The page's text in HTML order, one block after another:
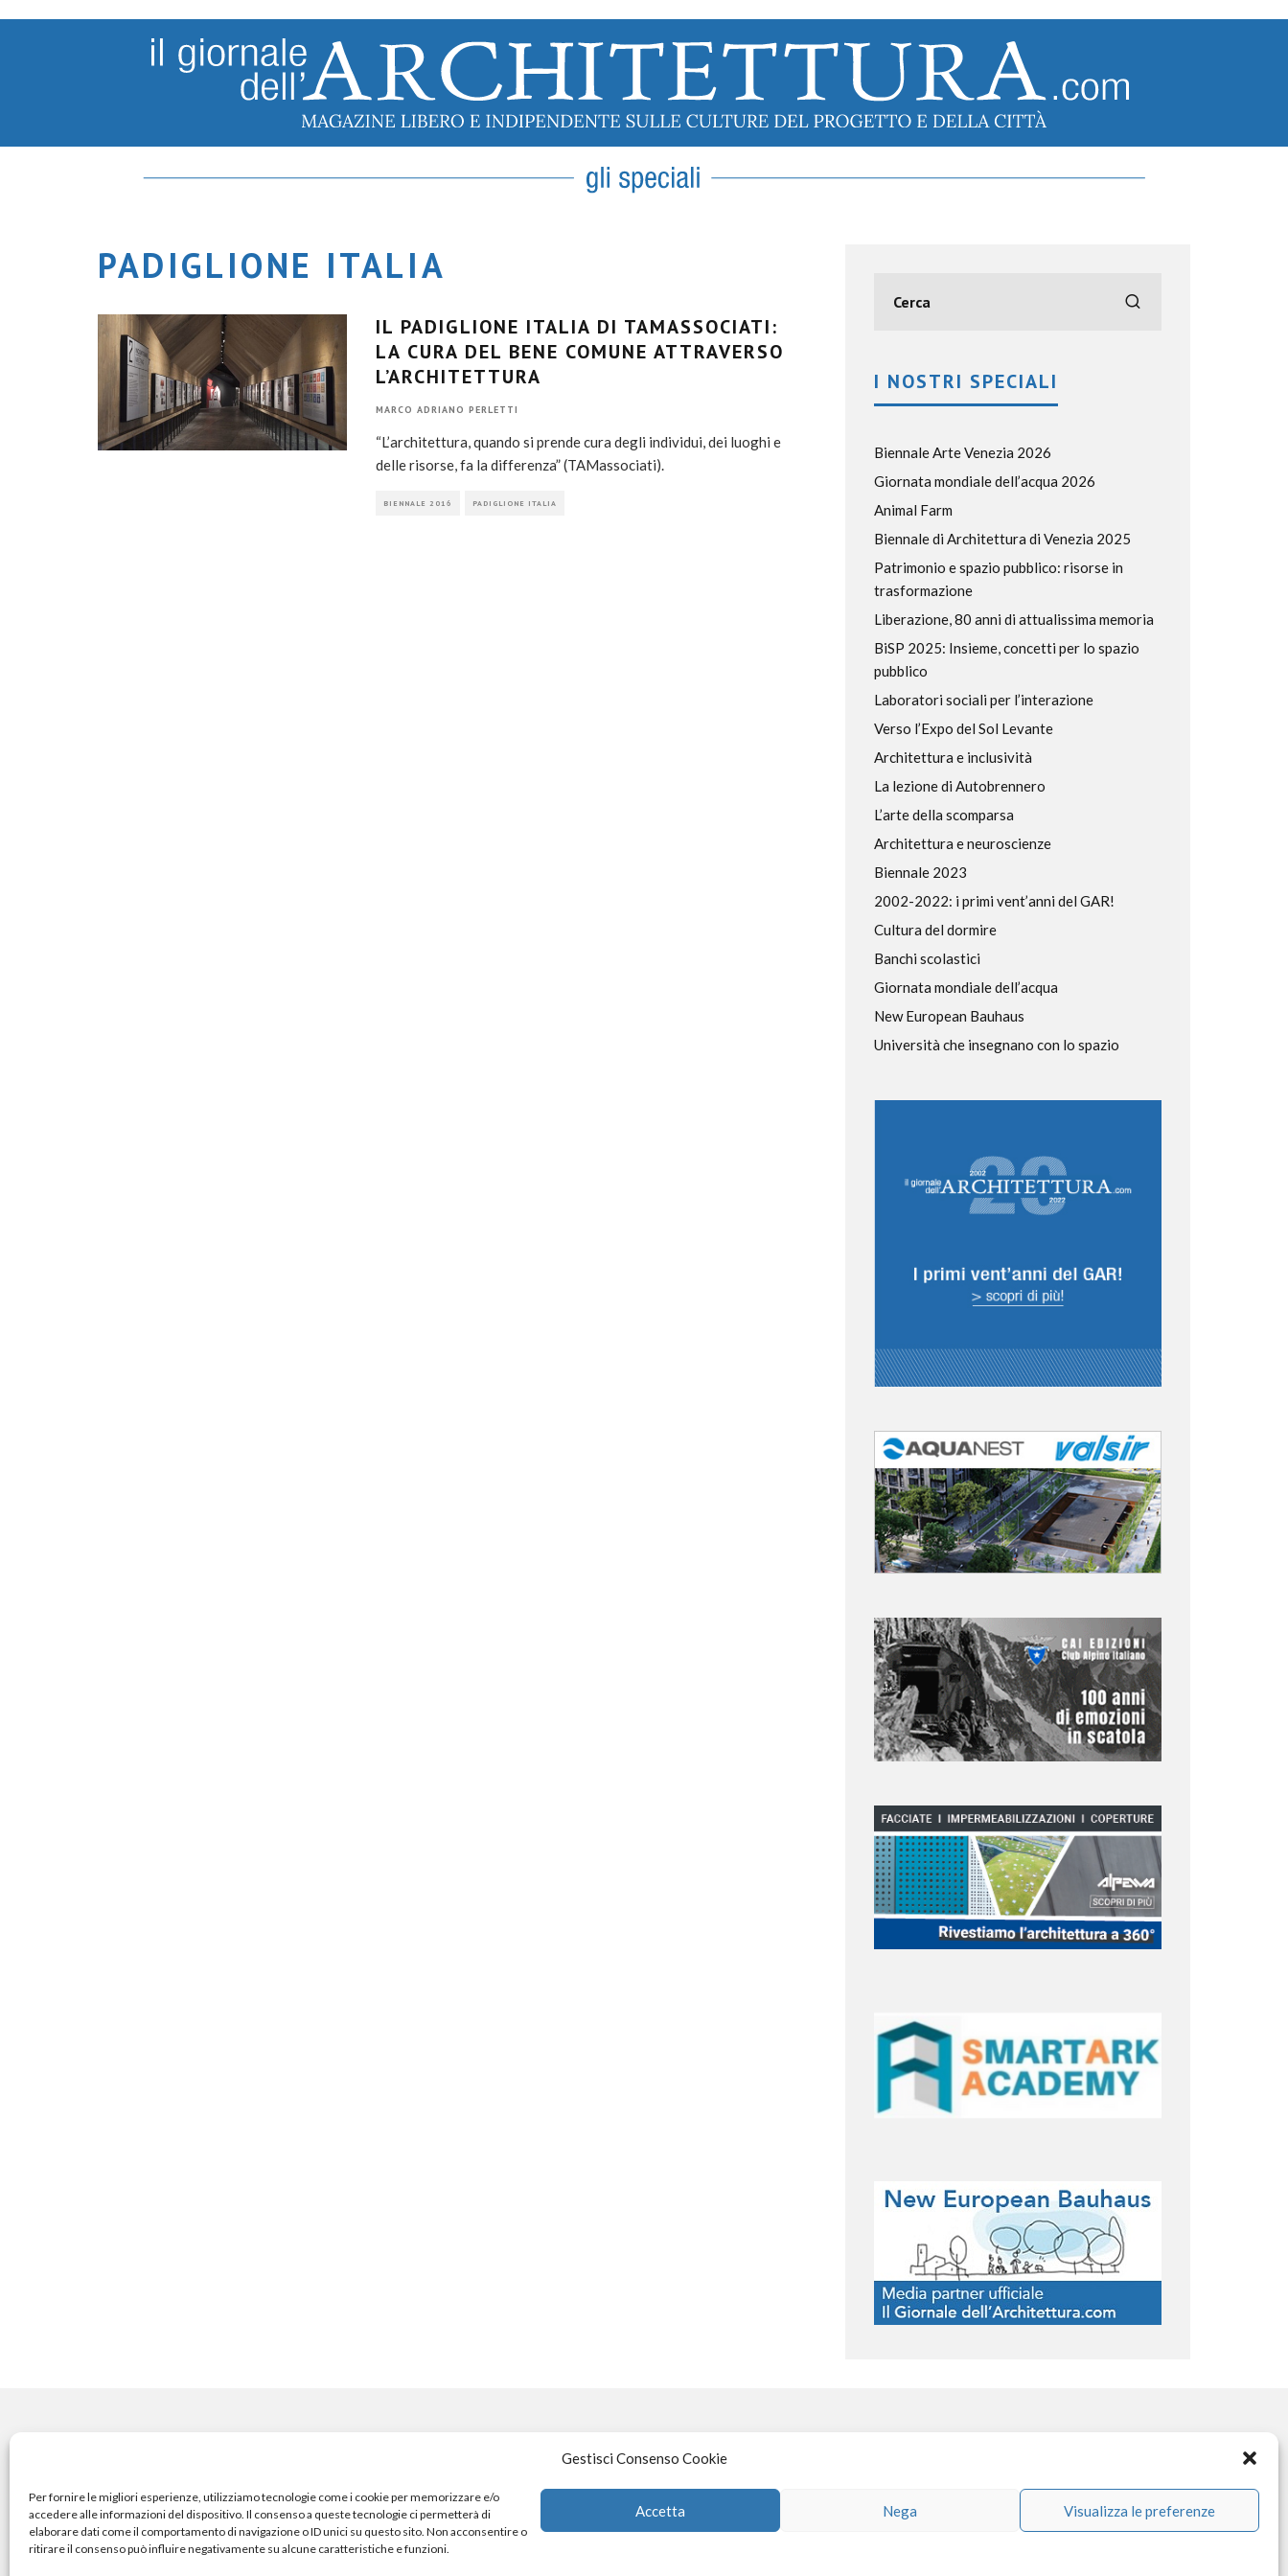
Gestisci Consenso Cookie
Per fornire le migliori esperienze, utilizziamo tecnologie come i cookie per memorizzare e/o
accedere alle informazioni del dispositivo. Il consenso a queste tecnologie ci permetterà di
elaborare dati come il comportamento di navigazione o ID unici su questo sito. Non acconsentire o
ritirare il consenso può influire negativamente su alcune caratteristiche e funzioni.
Accetta Nega Visualizza le preferenze
PADIGLIONE ITALIA
IL PADIGLIONE ITALIA DI TAMASSOCIATI:
LA CURA DEL BENE COMUNE ATTRAVERSO
L’ARCHITETTURA
MARCO ADRIANO PERLETTI
“L’architettura, quando si prende cura degli individui, dei luoghi e
delle risorse, fa la differenza” (TAMassociati).
BIENNALE 2016 PADIGLIONE ITALIA
I NOSTRI SPECIALI
Biennale Arte Venezia 2026
Giornata mondiale dell’acqua 2026
Animal Farm
Biennale di Architettura di Venezia 2025
Patrimonio e spazio pubblico: risorse in
trasformazione
Liberazione, 80 anni di attualissima memoria
BiSP 2025: Insieme, concetti per lo spazio
pubblico
Laboratori sociali per l’interazione
Verso l’Expo del Sol Levante
Architettura e inclusività
La lezione di Autobrennero
L’arte della scomparsa
Architettura e neuroscienze
Biennale 2023
2002-2022: i primi vent’anni del GAR!
Cultura del dormire
Banchi scolastici
Giornata mondiale dell’acqua
New European Bauhaus
Università che insegnano con lo spazio
© TheArchitecturalPost 2024